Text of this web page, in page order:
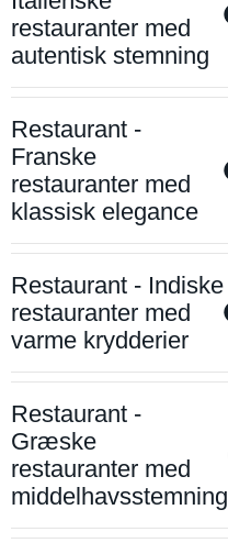
restauranter med
autentisk stemning
Restaurant -
Franske
restauranter med
klassisk elegance
Restaurant - Indiske
restauranter med
varme krydderier
Restaurant -
Græske
restauranter med
middelhavsstemning